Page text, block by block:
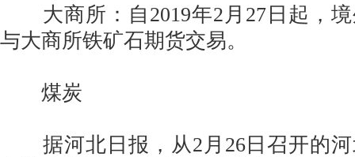
大商所：自2019年2月27日起，境
与大商所铁矿石期货交易。
煤炭
据河北日报，从2月26日召开的河